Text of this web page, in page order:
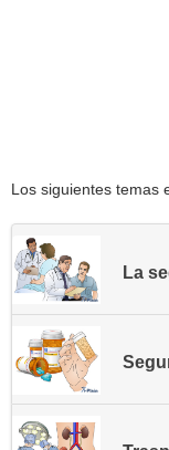
Los siguientes temas
La